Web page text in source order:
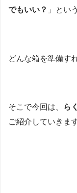
でもいい？ 」とい
どんな箱を準備す
そこで今回は、 ら
ご紹介していきます